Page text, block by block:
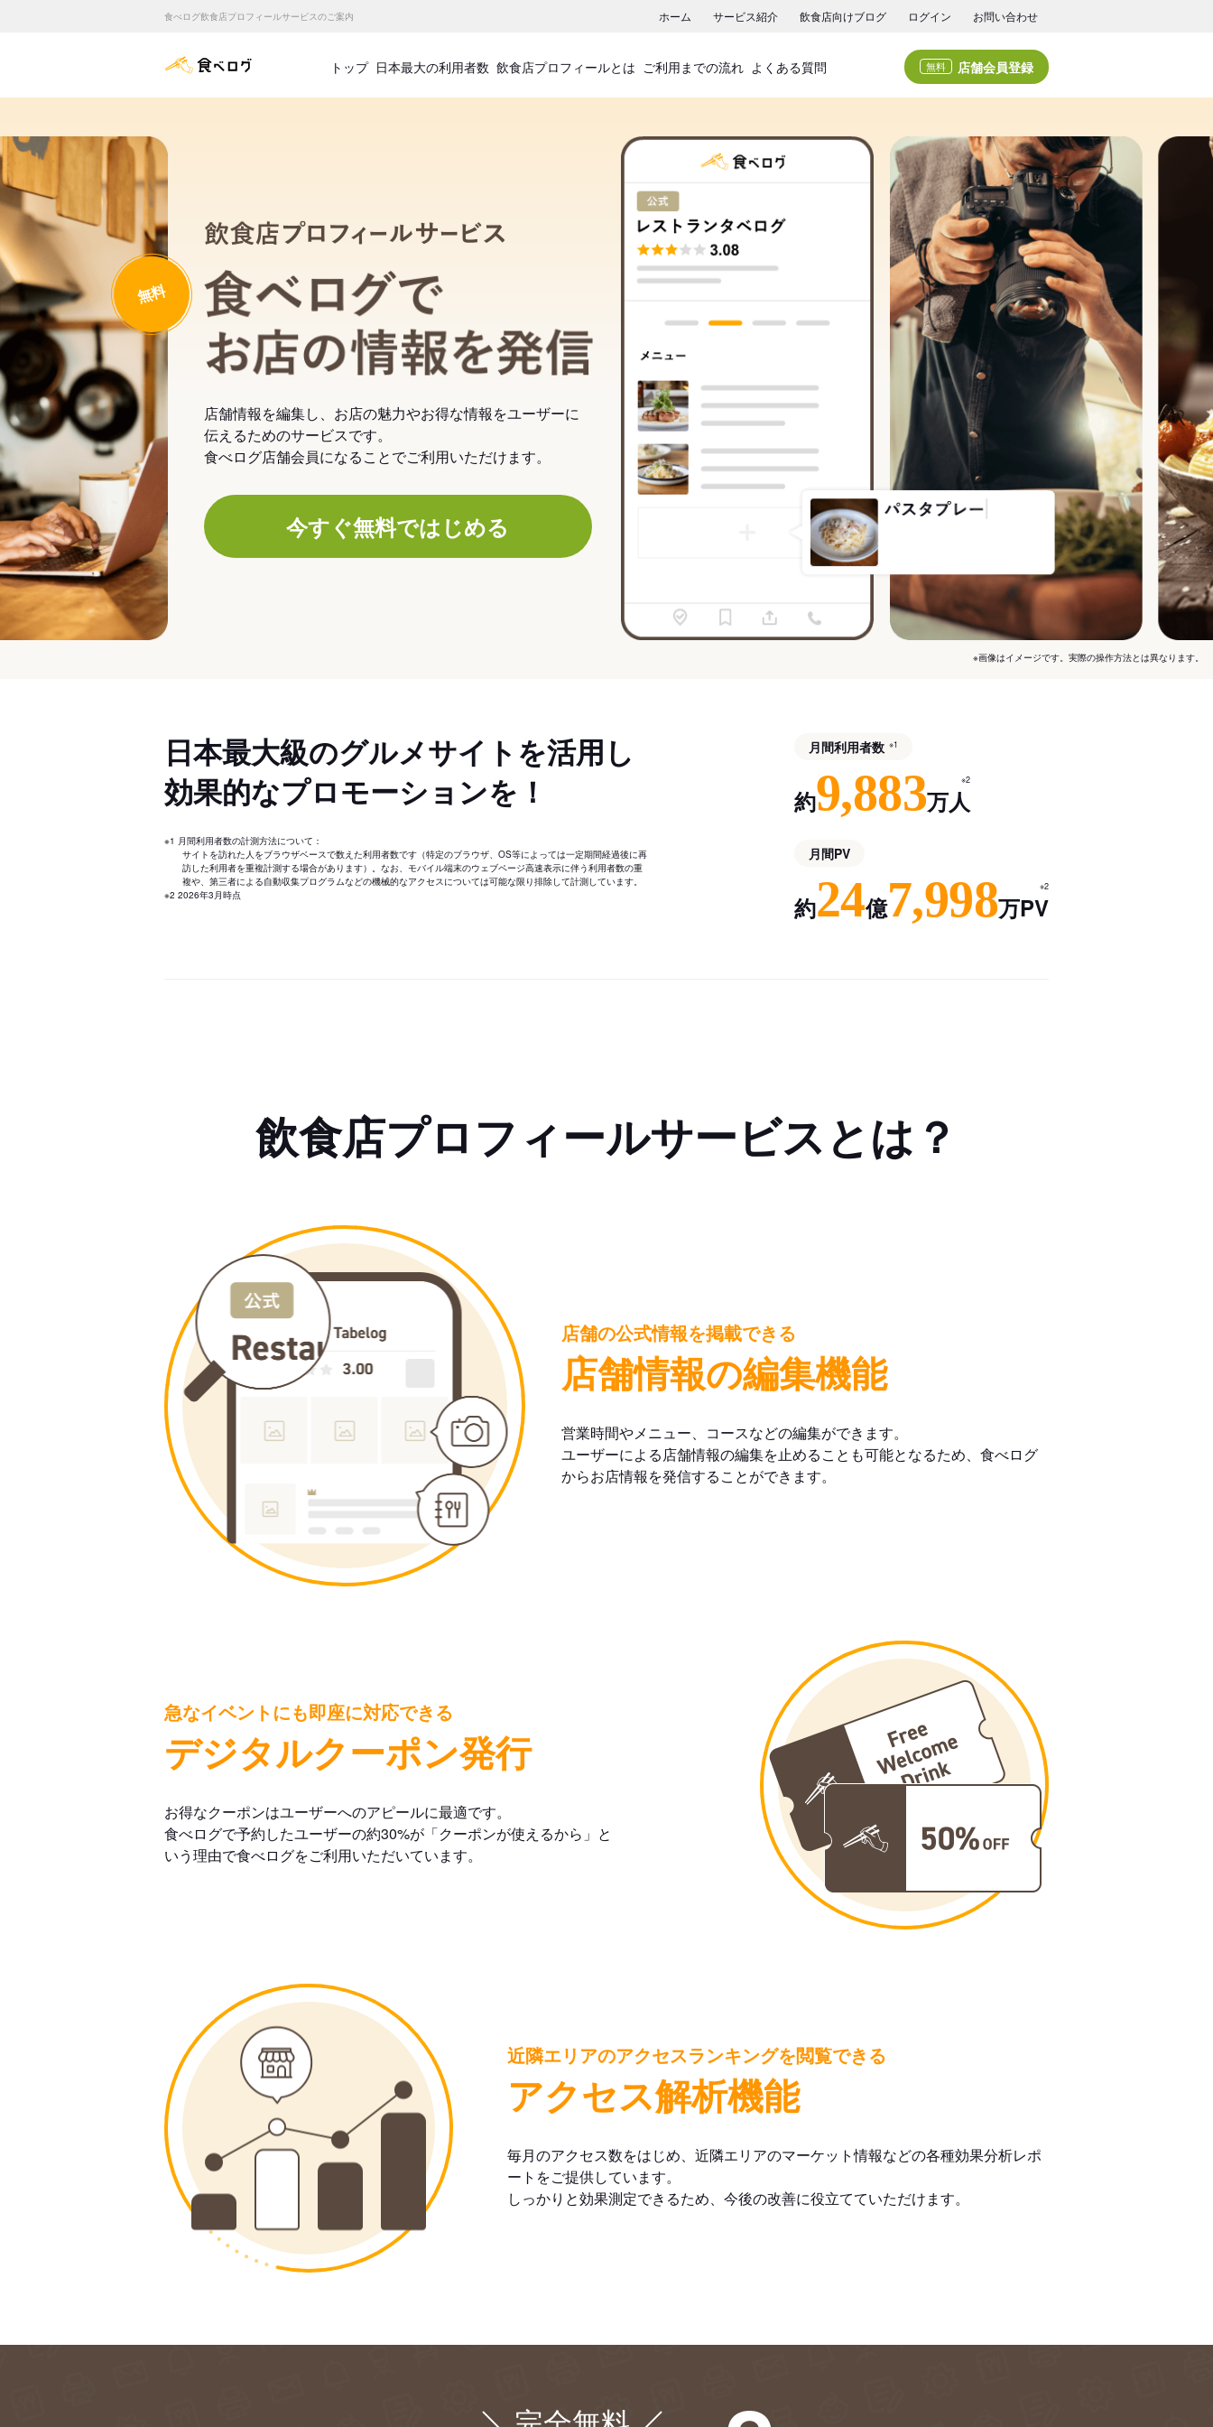
食べログ飲食店プロフィールサービスのご案内 ホーム サービス紹介 飲食店向けブログ ログイン お問い合わせ
食べログ店舗管理画面
トップ 日本最大の利用者数 飲食店プロフィールとは ご利用までの流れ よくある質問 無料 店舗会員登録
飲食店プロフィールサービス
食べログでお店の情報を発信
無料
店舗情報を編集し、お店の魅力やお得な情報をユーザーに
伝えるためのサービスです。
食べログ店舗会員になることでご利用いただけます。
今すぐ無料ではじめる
※画像はイメージです。実際の操作方法とは異なります。
日本最大級のグルメサイトを活用し
効果的なプロモーションを！
※1 月間利用者数の計測方法について：
サイトを訪れた人をブラウザベースで数えた利用者数です（特定のブラウザ、OS等によっては一定期間経過後に再
訪した利用者を重複計測する場合があります）。なお、モバイル端末のウェブページ高速表示に伴う利用者数の重
複や、第三者による自動収集プログラムなどの機械的なアクセスについては可能な限り排除して計測しています。
※2 2026年3月時点
月間利用者数 ※1
約9,883万人
※2
月間PV
約24億7,998万PV
※2
飲食店プロフィールサービスとは？
店舗の公式情報を掲載できる
店舗情報の編集機能
営業時間やメニュー、コースなどの編集ができます。
ユーザーによる店舗情報の編集を止めることも可能となるため、食べログ
からお店情報を発信することができます。
急なイベントにも即座に対応できる
デジタルクーポン発行
お得なクーポンはユーザーへのアピールに最適です。
食べログで予約したユーザーの約30%が「クーポンが使えるから」と
いう理由で食べログをご利用いただいています。
近隣エリアのアクセスランキングを閲覧できる
アクセス解析機能
毎月のアクセス数をはじめ、近隣エリアのマーケット情報などの各種効果分析レポ
ートをご提供しています。
しっかりと効果測定できるため、今後の改善に役立てていただけます。